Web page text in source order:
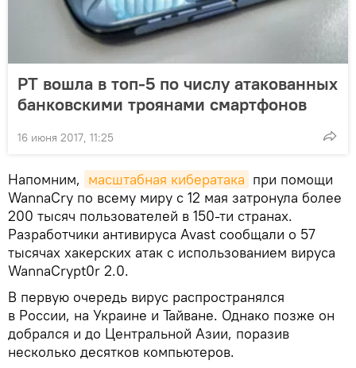
РТ вошла в топ-5 по числу атакованных
банковскими троянами смартфонов
16 июня 2017, 11:25
Напомним, масштабная кибератака при помощи
WannaCry по всему миру с 12 мая затронула более
200 тысяч пользователей в 150-ти странах.
Разработчики антивируса Avast сообщали о 57
тысячах хакерских атак с использованием вируса
WannaCrypt0r 2.0.
В первую очередь вирус распространялся
в России, на Украине и Тайване. Однако позже он
добрался и до Центральной Азии, поразив
несколько десятков компьютеров.